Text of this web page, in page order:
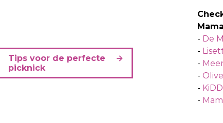
Tips voor de perfecte
picknick
- De
-
-
-
-
-